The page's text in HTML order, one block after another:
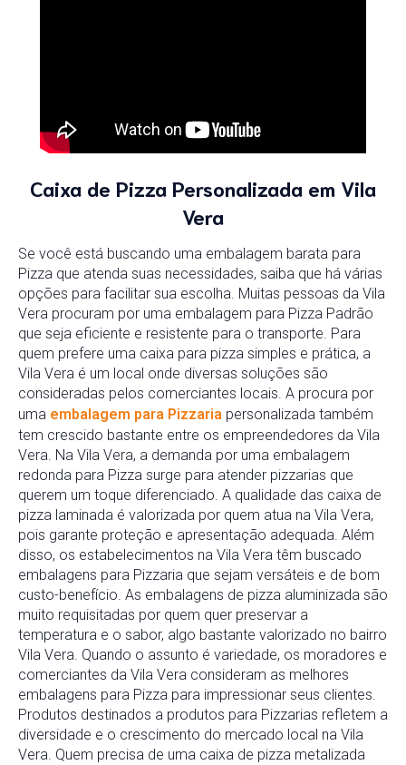
Caixa de Pizza Personalizada em Vila
Vera
Se você está buscando uma embalagem barata para
Pizza que atenda suas necessidades, saiba que há várias
opções para facilitar sua escolha. Muitas pessoas da Vila
Vera procuram por uma embalagem para Pizza Padrão
que seja eficiente e resistente para o transporte. Para
quem prefere uma caixa para pizza simples e prática, a
Vila Vera é um local onde diversas soluções são
consideradas pelos comerciantes locais. A procura por
uma embalagem para Pizzaria personalizada também
tem crescido bastante entre os empreendedores da Vila
Vera. Na Vila Vera, a demanda por uma embalagem
redonda para Pizza surge para atender pizzarias que
querem um toque diferenciado. A qualidade das caixa de
pizza laminada é valorizada por quem atua na Vila Vera,
pois garante proteção e apresentação adequada. Além
disso, os estabelecimentos na Vila Vera têm buscado
embalagens para Pizzaria que sejam versáteis e de bom
custo-benefício. As embalagens de pizza aluminizada são
muito requisitadas por quem quer preservar a
temperatura e o sabor, algo bastante valorizado no bairro
Vila Vera. Quando o assunto é variedade, os moradores e
comerciantes da Vila Vera consideram as melhores
embalagens para Pizza para impressionar seus clientes.
Produtos destinados a produtos para Pizzarias refletem a
diversidade e o crescimento do mercado local na Vila
Vera. Quem precisa de uma caixa de pizza metalizada